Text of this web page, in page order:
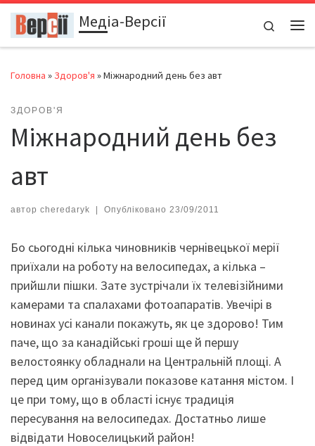
Перейти до вмістуМедіа-Версії
Search
Головна » Здоров'я »Міжнародний день без авт
ЗДОРОВ'Я
Міжнародний день без
авт
автор cheredaryk | Опубліковано 23/09/2011
Бо сьогодні кілька чиновників чернівецької мерії
приїхали на роботу на велосипедах, а кілька –
прийшли пішки. Зате зустрічали їх телевізійними
камерами та спалахами фотоапаратів. Увечірі в
новинах усі канали покажуть, як це здорово! Тим
паче, що за канадійські гроші ще й першу
велостоянку обладнали на Центральній площі. А
перед цим організували показове катання містом. І
це при тому, що в області існує традиція
пересування на велосипедах. Достатньо лише
відвідати Новоселицький район!